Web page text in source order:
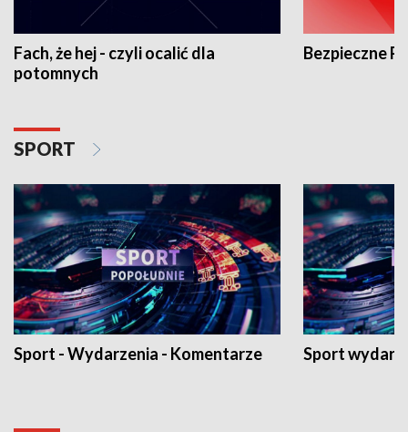
Fach, że hej - czyli ocalić dla
potomnych
Bezpieczne
SPORT
Sport - Wydarzenia - Komentarze Sport